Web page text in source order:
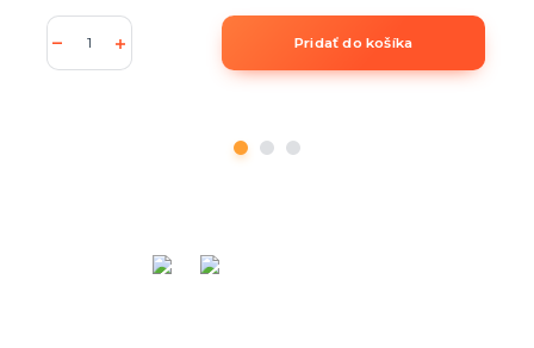
Pridať do košíka